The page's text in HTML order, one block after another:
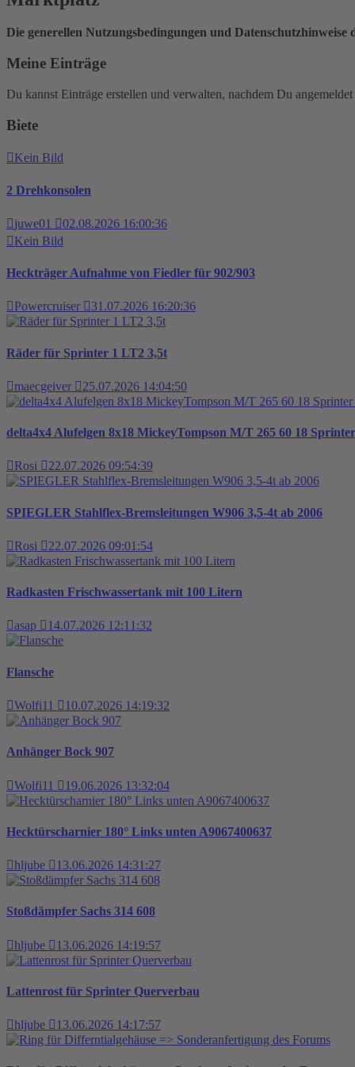
Die generellen Nutzungsbedingungen und
Meine Einträge
Du kannst Einträge erstellen und verwalten, nachdem Du angemeldet
Biete
Kein Bild
2 Drehkonsolen
juwe01
02.08.2026 16:00:36
Kein Bild
Heckträger Aufnahme von Fiedler für 902/903
Powercruiser 31.07.2026 16:20:36
Räder für Sprinter 1 LT2 3,5t
maecgeiver 25.07.2026 14:04:50
delta4x4 Alufelgen 8x18 MickeyTompson M/T 265 60 18
Rosi 22.07.2026 09:54:39
SPIEGLER Stahlflex-Bremsleitungen W906 3,5-4t ab 2006
Rosi 22.07.2026 09:01:54
Radkasten Frischwassertank mit 100 Litern
asap 14.07.2026 12:11:32
Flansche
Wolfi11 10.07.2026 14:19:32
Anhänger Bock 907
Wolfi11 19.06.2026 13:32:04
Hecktürscharnier 180° Links unten A9067400637
hljube 13.06.2026 14:31:27
Stoßdämpfer Sachs 314 608
hljube 13.06.2026 14:19:57
Lattenrost für Sprinter Querverbau
hljube 13.06.2026 14:17:57